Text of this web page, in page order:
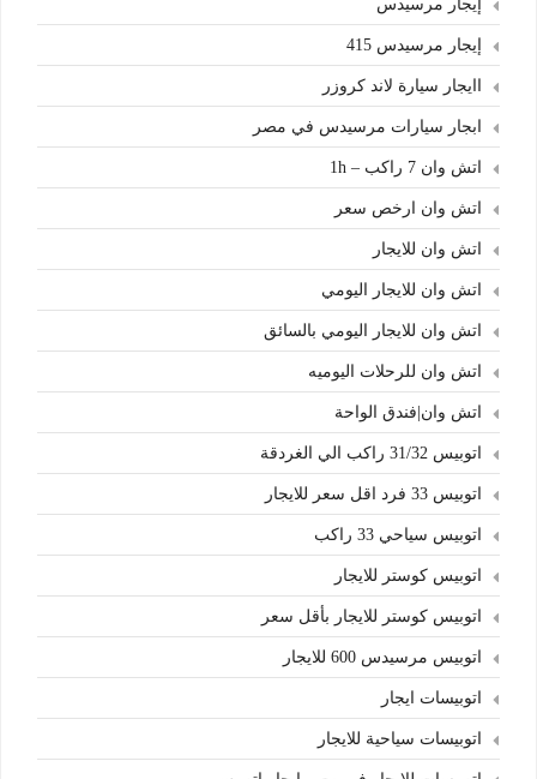
إيجار مرسيدس
إيجار مرسيدس 415
اايجار سيارة لاند كروزر
ابجار سيارات مرسيدس في مصر
اتش وان 7 راكب – 1h
اتش وان ارخص سعر
اتش وان للايجار
اتش وان للايجار اليومي
اتش وان للايجار اليومي بالسائق
اتش وان للرحلات اليوميه
اتش وان|فندق الواحة
اتوبيس 31/32 راكب الي الغردقة
اتوبيس 33 فرد اقل سعر للايجار
اتوبيس سياحي 33 راكب
اتوبيس كوستر للايجار
اتوبيس كوستر للايجار بأقل سعر
اتوبيس مرسيدس 600 للايجار
اتوبيسات ايجار
اتوبيسات سياحية للايجار